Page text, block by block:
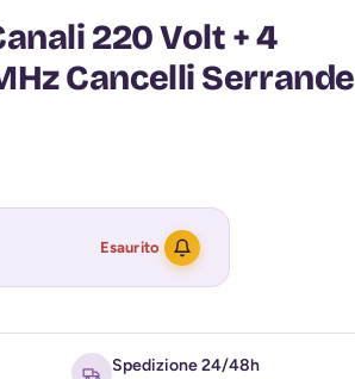
220 Volt + 4
Cancelli Serrande
Esaurito
Spedizione 24/48h